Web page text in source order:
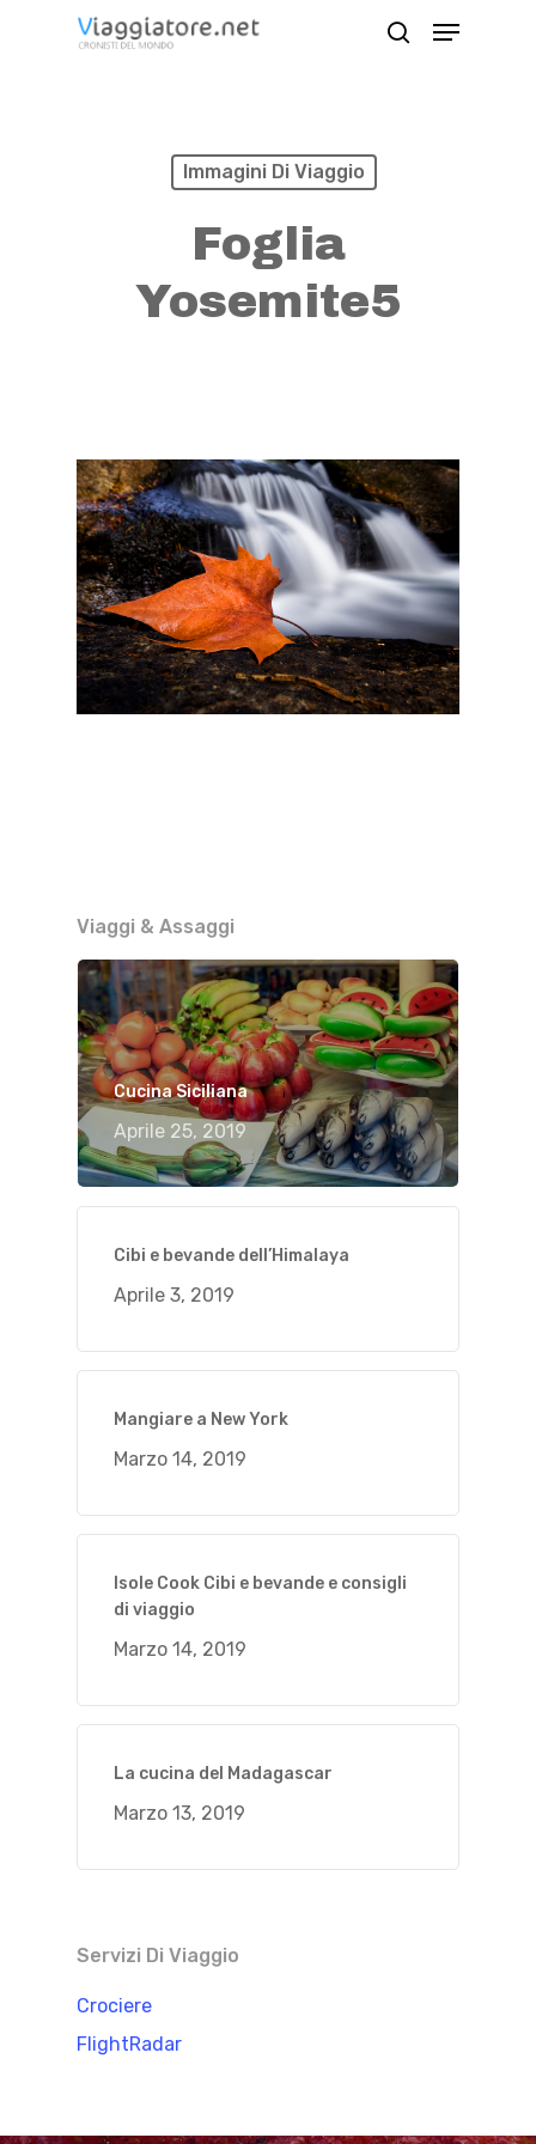
Menu
Immagini Di Viaggio
Foglia
Yosemite5
Viaggi & Assaggi
Cucina Siciliana
Aprile 25, 2019
Cibi e bevande dell’Himalaya
Aprile 3, 2019
Mangiare a New York
Marzo 14, 2019
Isole Cook Cibi e bevande e consigli
di viaggio
Marzo 14, 2019
La cucina del Madagascar
Marzo 13, 2019
Servizi Di Viaggio
Crociere
FlightRadar